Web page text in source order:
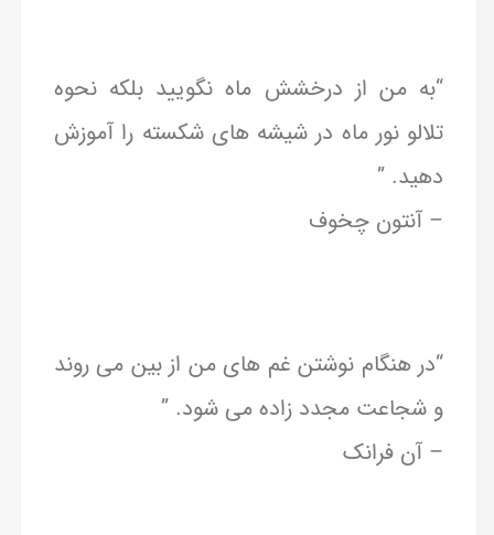
“به من از درخشش ماه نگویید بلکه نحوه
تلالو نور ماه در شیشه های شکسته را آموزش
دهید. ”
– آنتون چخوف
“در هنگام نوشتن غم های من از بین می روند
و شجاعت مجدد زاده می شود. ”
– آن فرانک